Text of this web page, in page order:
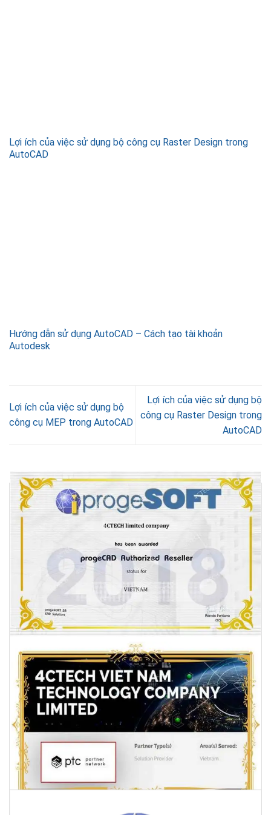
Lợi ích của việc sử dụng bộ công cụ Raster Design trong
AutoCAD
Hướng dẫn sử dụng AutoCAD – Cách tạo tài khoản
Autodesk
Lợi ích của việc sử dụng bộ
công cụ MEP trong AutoCAD
Lợi ích của việc sử dụng bộ
công cụ Raster Design trong
AutoCAD